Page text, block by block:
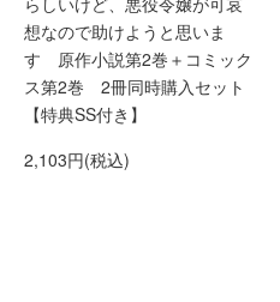
想なので助けようと思いま
す 原作小説第2巻＋コミック
ス第2巻 2冊同時購入セット
【特典SS付き】
2,103円(税込)